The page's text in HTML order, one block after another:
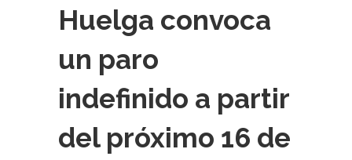
Huelga convoca
un paro
indefinido a partir
del próximo 16 de